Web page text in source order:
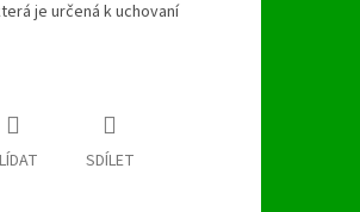
je určená k uchovaní
SDÍLET